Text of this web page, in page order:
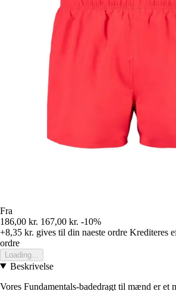
Fra
186,00 kr. 167,00 kr. -10%
+8,35 kr. gives til din naeste ordre Krediteres
ordre
Loading...
Beskrivelse
Vores Fundamentals-badedragt til mænd er et